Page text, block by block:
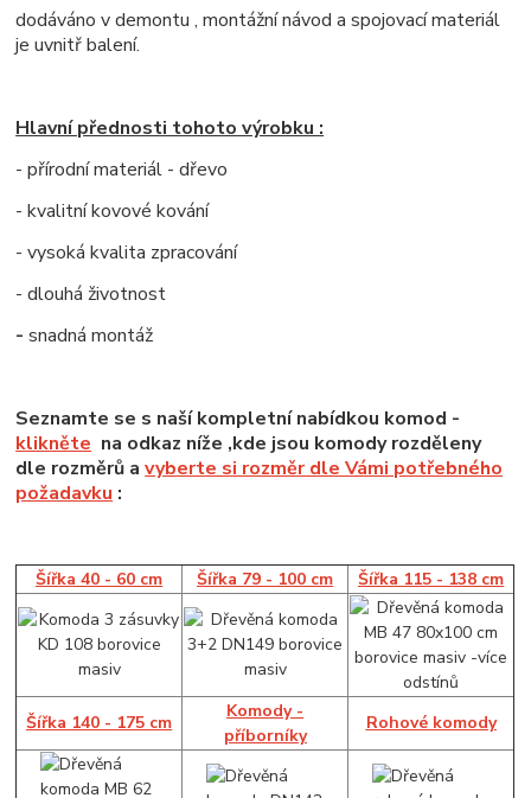
dodáváno v demontu , montážní návod a spojovací materiál
je uvnitř balení.
Hlavní přednosti tohoto výrobku :
- přírodní materiál - dřevo
- kvalitní kovové kování
- vysoká kvalita zpracování
- dlouhá životnost
-snadná montáž
Seznamte se s naší kompletní nabídkou komod -
klikněte na odkaz níže ,kde jsou komody rozděleny
dle rozměrů avyberte si rozměr dle Vámi potřebného
požadavku :
Šířka 40 - 60 cm Šířka 79 - 100 cm Šířka 115 - 138 cm
Šířka 140 - 175 cm
Komody -
příborníky
Rohové komody